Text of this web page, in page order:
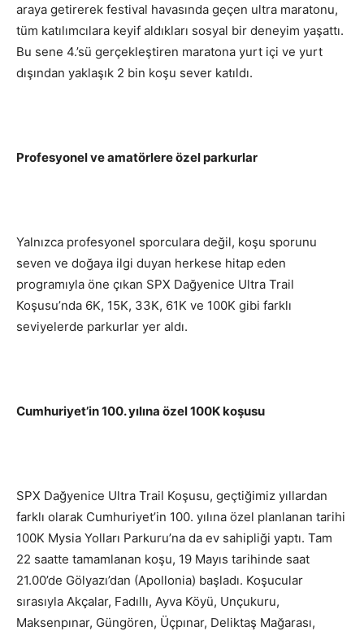
araya getirerek festival havasında geçen ultra maratonu,
tüm katılımcılara keyif aldıkları sosyal bir deneyim yaşattı.
Bu sene 4.’sü gerçekleştiren maratona yurt içi ve yurt
dışından yaklaşık 2 bin koşu sever katıldı.
Profesyonel ve amatörlere özel parkurlar
Yalnızca profesyonel sporculara değil, koşu sporunu
seven ve doğaya ilgi duyan herkese hitap eden
programıyla öne çıkan SPX Dağyenice Ultra Trail
Koşusu’nda 6K, 15K, 33K, 61K ve 100K gibi farklı
seviyelerde parkurlar yer aldı.
Cumhuriyet’in 100. yılına özel 100K koşusu
SPX Dağyenice Ultra Trail Koşusu, geçtiğimiz yıllardan
farklı olarak Cumhuriyet’in 100. yılına özel planlanan tarihi
100K Mysia Yolları Parkuru’na da ev sahipliği yaptı. Tam
22 saatte tamamlanan koşu, 19 Mayıs tarihinde saat
21.00’de Gölyazı’dan (Apollonia) başladı. Koşucular
sırasıyla Akçalar, Fadıllı, Ayva Köyü, Unçukuru,
Maksenpınar, Güngören, Üçpınar, Deliktaş Mağarası,